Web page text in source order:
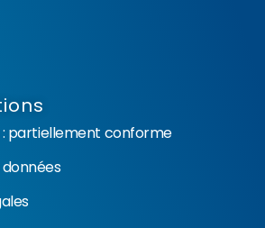
: partiellement conforme
données